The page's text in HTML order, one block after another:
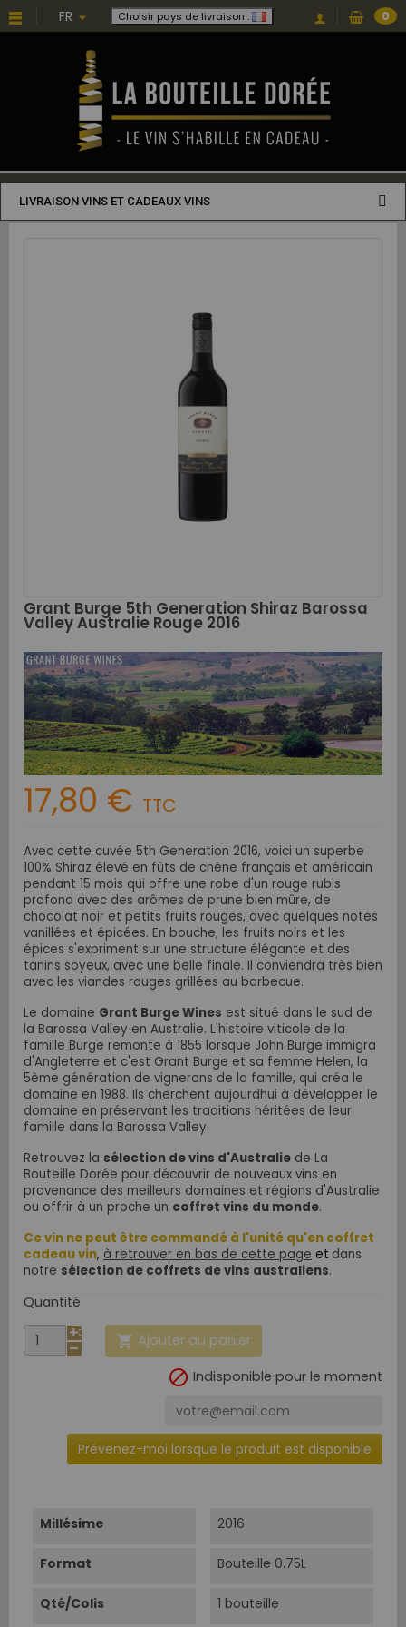
FR Choisir pays de livraison : 0
LIVRAISON VINS ET CADEAUX VINS
Grant Burge 5th Generation Shiraz Barossa
Valley Australie Rouge 2016
17,80 € TTC
Avec cette cuvée 5th Generation 2016, voici un superbe
100% Shiraz élevé en fûts de chêne français et américain
pendant 15 mois qui offre une robe d'un rouge rubis
profond avec des arômes de prune bien mûre, de
chocolat noir et petits fruits rouges, avec quelques notes
vanillées et épicées. En bouche, les fruits noirs et les
épices s'expriment sur une structure élégante et des
tanins soyeux, avec une belle finale. Il conviendra très bien
avec les viandes rouges grillées au barbecue.
Le domaine Grant Burge Wines est situé dans le sud de
la Barossa Valley en Australie. L'histoire viticole de la
famille Burge remonte à 1855 lorsque John Burge immigra
d'Angleterre et c'est Grant Burge et sa femme Helen, la
5ème génération de vignerons de la famille, qui créa le
domaine en 1988. Ils cherchent aujourdhui à développer le
domaine en préservant les traditions héritées de leur
famille dans la Barossa Valley.
Retrouvez la sélection de vins d'Australie de La
Bouteille Dorée pour découvrir de nouveaux vins en
provenance des meilleurs domaines et régions d'Australie
ou offrir à un proche un coffret vins du monde.
Ce vin ne peut être commandé à l'unité qu'en coffret
cadeau vin, à retrouver en bas de cette page et dans
notre sélection de coffrets de vins australiens.
Quantité
 Ajouter au panier
 Indisponible pour le moment
Prévenez-moi lorsque le produit est disponible
Millésime 2016
Format Bouteille 0.75L
Qté/Colis 1 bouteille